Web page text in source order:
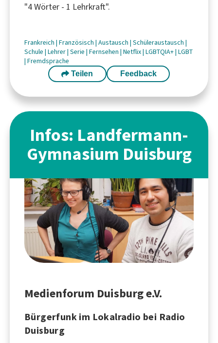
"4 Wörter - 1 Lehrkraft".
Frankreich | Französisch | Austausch | Schüleraustausch |
Schule | Lehrer| Serie | Fernsehen | Netflix| LGBTQIA+| LGBT
| Fremdsprache
Teilen Feedback
Infos: Landfermann-
Gymnasium Duisburg
Medienforum Duisburg e.V.
Bürgerfunk im Lokalradio bei Radio
Duisburg